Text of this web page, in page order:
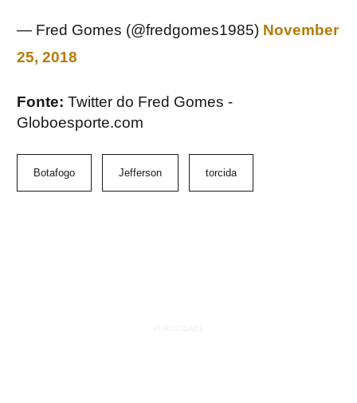
— Fred Gomes (@fredgomes1985) November
25, 2018
Fonte: Twitter do Fred Gomes -
Globoesporte.com
Botafogo Jefferson torcida